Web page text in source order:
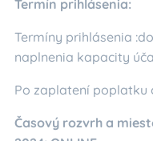
Termín prihlásenia:
Termíny prihlásenia
naplnenia kapacity
Po zaplatení poplatku
Časový rozvrh a